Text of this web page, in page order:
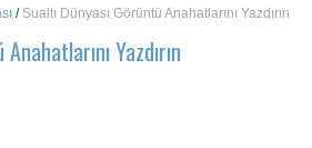
/ Sualtı Dünyası Görüntü Anahatlarını Yazdırın
Yazdırın